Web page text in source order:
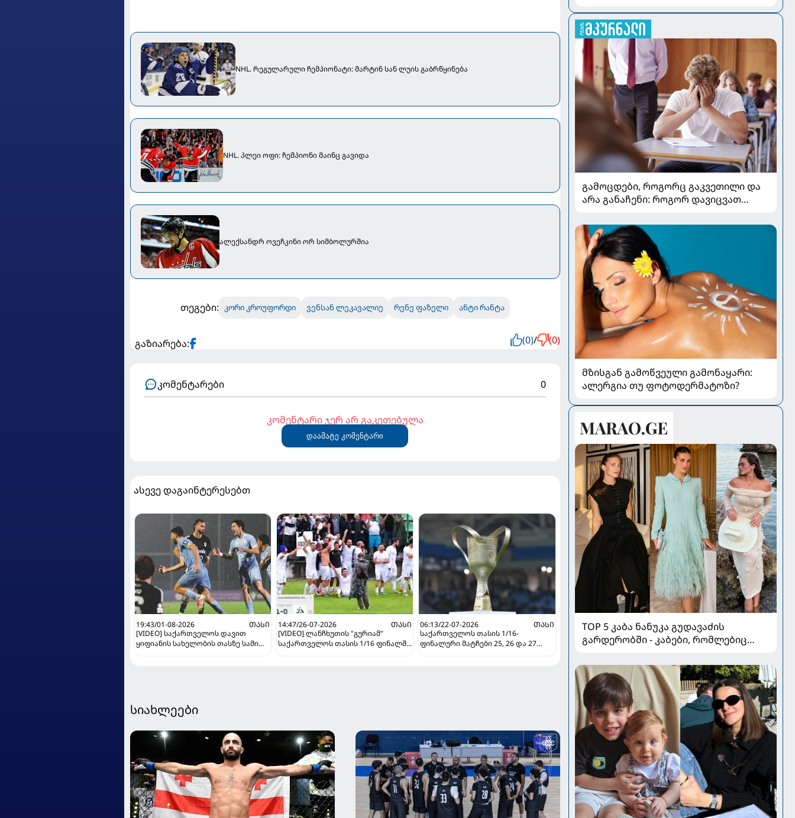
NHL. რეგულარული ჩემპიონატი: მარტინ სან ლუის გაბრწყინება
NHL. პლეი ოფი: ჩემპიონი მაინც გავიდა
ალექსანდრ ოვეჩკინი ორ სიმბოლურშია
თეგები: კორი კროუფორდი ვენსან ლეკავალიე რენე ფაზელი ანტი რანტა
გაზიარება: (0)/ (0)
კომენტარები 0
კომენტარი ჯერ არ გაკეთებულა
დაამატე კომენტარი
ასევე დაგაინტერესებთ
19:43/01-08-2026
ᲗᲐᲡᲘ
[VIDEO] საქართველოს დავით
ყიფიანის სახელობის თასზე სამი
14:47/26-07-2026
ᲗᲐᲡᲘ
[VIDEO] ლანჩხუთის "გურიამ"
საქართველოს თასის 1/16 ფინალში
06:13/22-07-2026
ᲗᲐᲡᲘ
საქართველოს თასის 1/16-
ფინალური მატჩები 25, 26 და 27
სიახლეები
მნიშვნელოვანია“
გამოცდები, როგორც გაკვეთილი და
არა განაჩენი: როგორ დავიცვათ
მომავალი
მზისგან გამოწვეული გამონაყარი:
ალერგია თუ ფოტოდერმატოზი?
TOP 5 კაბა ნანუკა გუდავაძის
გარდერობში - კაბები, რომლებიც